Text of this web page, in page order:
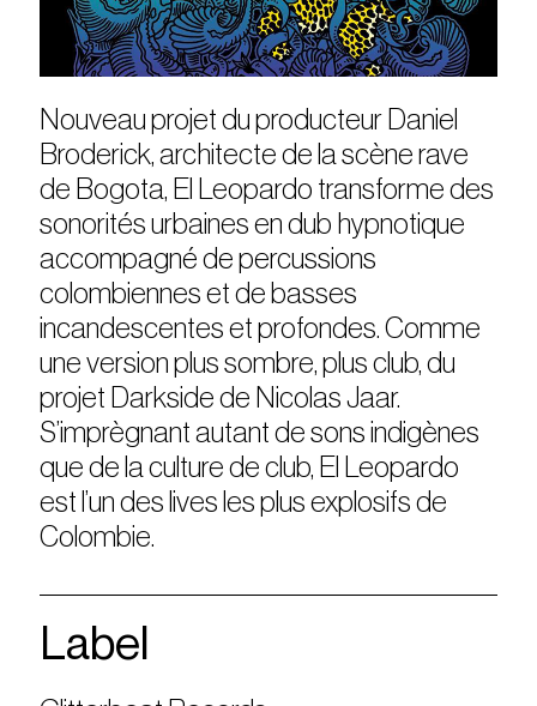
Nouveau projet du producteur Daniel
Broderick, architecte de la scène rave
de Bogota, El Leopardo transforme des
sonorités urbaines en dub hypnotique
accompagné de percussions
colombiennes et de basses
incandescentes et profondes. Comme
une version plus sombre, plus club, du
projet Darkside de Nicolas Jaar.
S’imprègnant autant de sons indigènes
que de la culture de club, El Leopardo
est l’un des lives les plus explosifs de
Colombie.
Label